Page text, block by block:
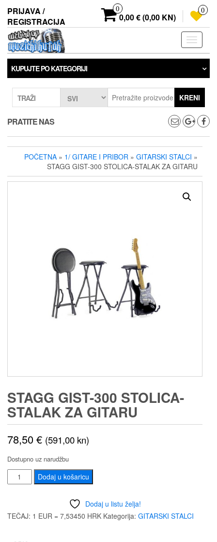
sadržaj
PRIJAVA /
REGISTRACIJA
0
0,00 € (0,00 KN)
0
KUPUJTE PO KATEGORIJI
TRAŽI KRENI
PRATITE NAS
POČETNA » 1/ GITARE I PRIBOR » GITARSKI STALCI »
STAGG GIST-300 STOLICA-STALAK ZA GITARU
STAGG GIST-300 STOLICA-
STALAK ZA GITARU
78,50€ (591,00 kn)
Dostupno uz narudžbu
STAGG
GIST-
STOLICA-
Dodaj u košaricu
Dodaj u listu želja!
TEČAJ: 1 EUR = 7,53450 HRK Kategorija: GITARSKI STALCI